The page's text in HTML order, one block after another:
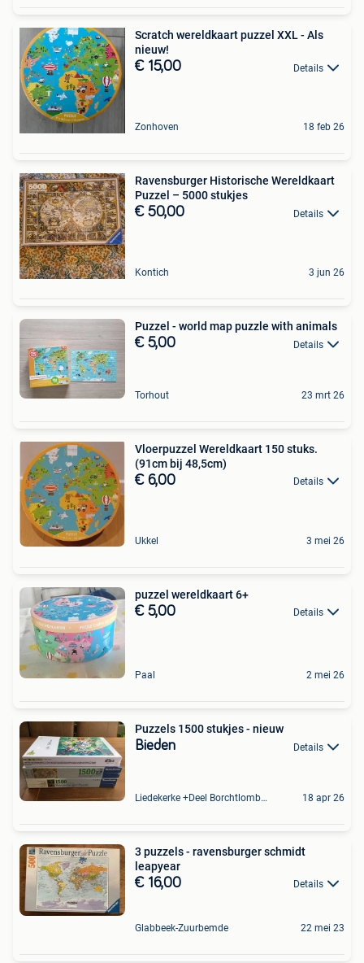
Scratch wereldkaart puzzel XXL - Als
nieuw!
€ 15,00 Details
Zonhoven 18 feb 26
Ravensburger Historische Wereldkaart
Puzzel – 5000 stukjes
€ 50,00 Details
Kontich 3 jun 26
Puzzel - world map puzzle with animals
€ 5,00 Details
Torhout 23 mrt 26
Vloerpuzzel Wereldkaart 150 stuks.
(91cm bij 48,5cm)
€ 6,00 Details
Ukkel 3 mei 26
puzzel wereldkaart 6+
€ 5,00 Details
Paal 2 mei 26
Puzzels 1500 stukjes - nieuw
Bieden Details
Liedekerke +Deel Borchtlombeek 18 apr 26
3 puzzels - ravensburger schmidt
leapyear
€ 16,00 Details
Glabbeek-Zuurbemde 22 mei 23